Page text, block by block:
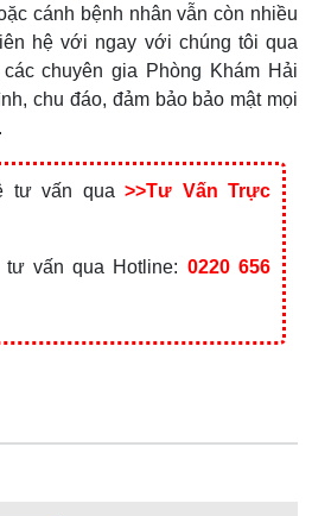
cánh bệnh nhân vẫn còn nhiều
hệ với ngay với chúng tôi qua
chuyên gia Phòng Khám Hải
chu đáo, đảm bảo bảo mật mọi
tư vấn qua >>Tư Vấn Trực
vấn qua Hotline: 0220 656